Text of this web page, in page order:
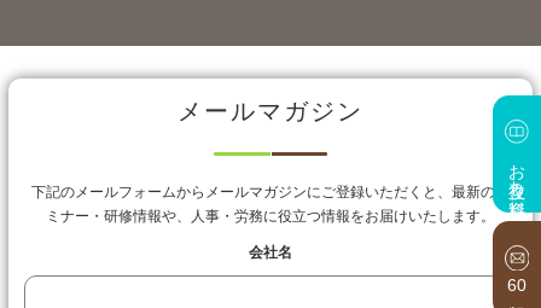
お役立ち資料
60
メールマガジン
下記のメールフォームからメールマガジンにご登録いただくと、最新のセ
ミナー・研修情報や、人事・労務に役立つ情報をお届けいたします。
会社名